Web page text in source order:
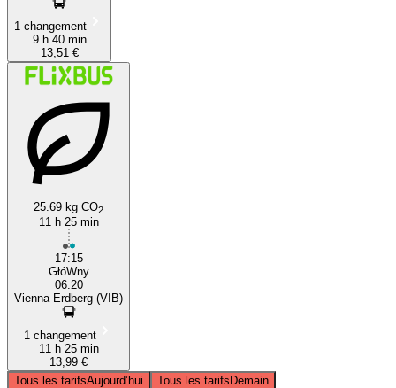
1 changement
9 h 40 min
13,51 €
25.69 kg CO2
11 h 25 min
17:15
GłóWny
06:20
Vienna Erdberg (VIB)
1 changement
11 h 25 min
13,99 €
Tous les tarifsAujourd’hui Tous les tarifsDemain